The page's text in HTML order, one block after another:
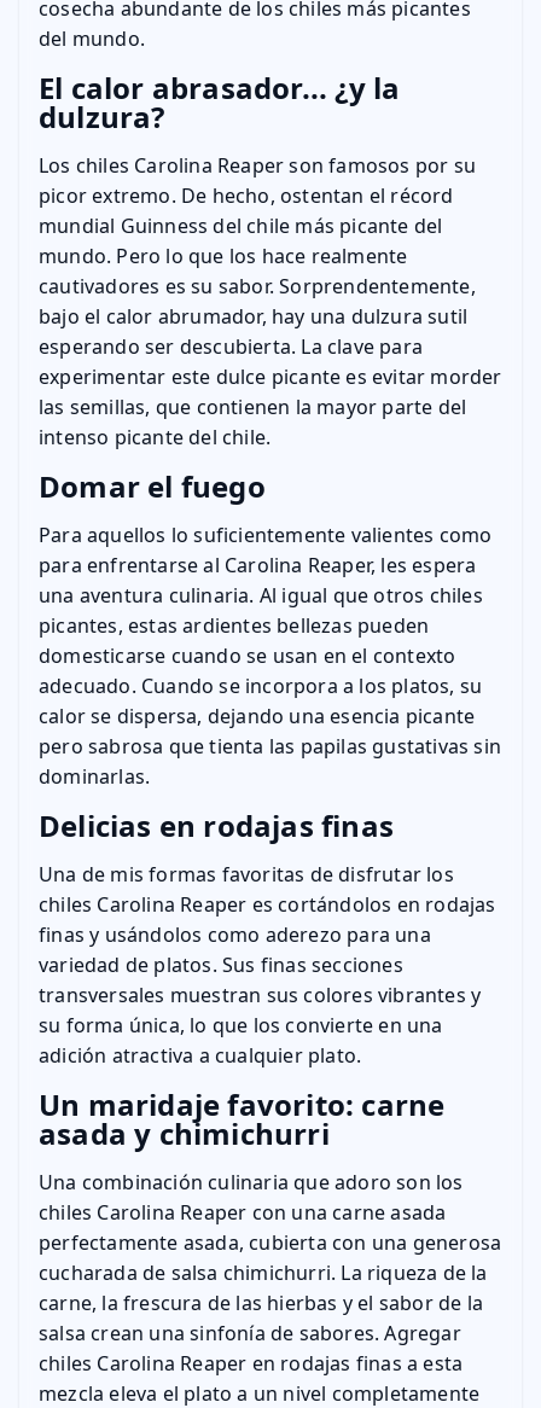
cosecha abundante de los chiles más picantes
del mundo.
El calor abrasador... ¿y la
dulzura?
Los chiles Carolina Reaper son famosos por su
picor extremo. De hecho, ostentan el récord
mundial Guinness del chile más picante del
mundo. Pero lo que los hace realmente
cautivadores es su sabor. Sorprendentemente,
bajo el calor abrumador, hay una dulzura sutil
esperando ser descubierta. La clave para
experimentar este dulce picante es evitar morder
las semillas, que contienen la mayor parte del
intenso picante del chile.
Domar el fuego
Para aquellos lo suficientemente valientes como
para enfrentarse al Carolina Reaper, les espera
una aventura culinaria. Al igual que otros chiles
picantes, estas ardientes bellezas pueden
domesticarse cuando se usan en el contexto
adecuado. Cuando se incorpora a los platos, su
calor se dispersa, dejando una esencia picante
pero sabrosa que tienta las papilas gustativas sin
dominarlas.
Delicias en rodajas finas
Una de mis formas favoritas de disfrutar los
chiles Carolina Reaper es cortándolos en rodajas
finas y usándolos como aderezo para una
variedad de platos. Sus finas secciones
transversales muestran sus colores vibrantes y
su forma única, lo que los convierte en una
adición atractiva a cualquier plato.
Un maridaje favorito: carne
asada y chimichurri
Una combinación culinaria que adoro son los
chiles Carolina Reaper con una carne asada
perfectamente asada, cubierta con una generosa
cucharada de salsa chimichurri. La riqueza de la
carne, la frescura de las hierbas y el sabor de la
salsa crean una sinfonía de sabores. Agregar
chiles Carolina Reaper en rodajas finas a esta
mezcla eleva el plato a un nivel completamente